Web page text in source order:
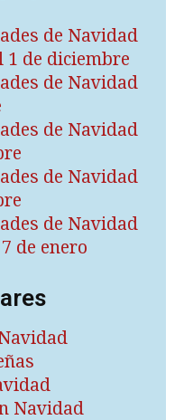
de Navidad
1 de diciembre
de Navidad
de Navidad
de Navidad
de Navidad
de enero
Navidad